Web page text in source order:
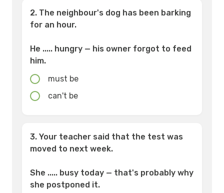
2. The neighbour's dog has been barking
for an hour.
He ..... hungry — his owner forgot to feed
him.
must be
can't be
3. Your teacher said that the test was
moved to next week.
She ..... busy today — that's probably why
she postponed it.